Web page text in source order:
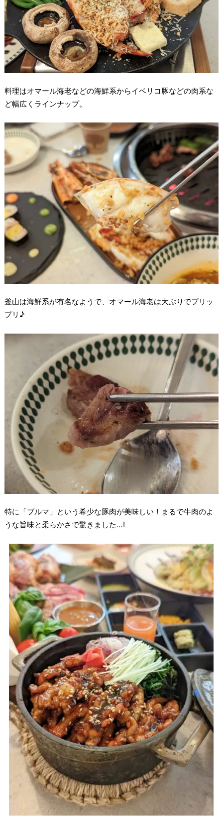
料理はオマール海老などの海鮮系からイベリコ豚などの肉系な
ど幅広くラインナップ。
釜山は海鮮系が有名なようで、オマール海老は大ぶりでプリッ
プリ♪
特に「ブルマ」という希少な豚肉が美味しい！まるで牛肉のよ
うな旨味と柔らかさで驚きました…!